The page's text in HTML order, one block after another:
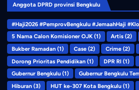
Anggota DPRD provinsi Bengkulu
#Haji2026 #PemprovBengkulu #JemaahHaji
5 Nama Calon Komisioner OJK(1) Artis (2)
Bukber Ramadan(1) Case (2) Crime (2)
Dorong Prioritas Pendidikan(1) DPR RI (1)
Gubernur Bengkulu(1) Gubernur Bengkulu
Hiburan(3) HUT ke-307 Kota Bengkulu (1)